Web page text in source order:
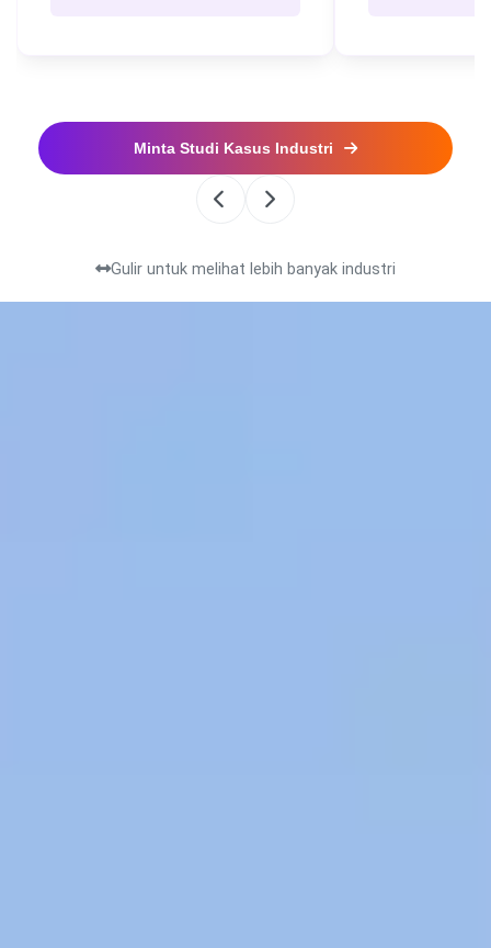
Minta Studi Kasus Industri
Gulir untuk melihat lebih banyak industri